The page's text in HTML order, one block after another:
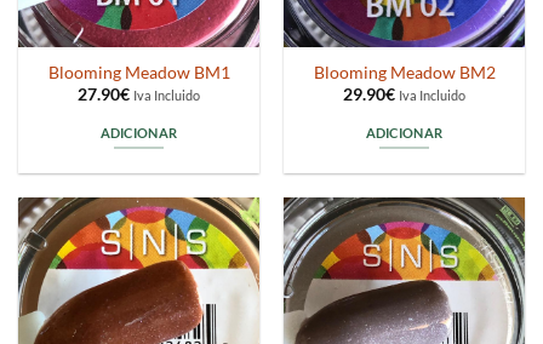
Blooming Meadow BM1
27.90€ Iva Incluido
ADICIONAR
Blooming Meadow BM2
29.90€ Iva Incluido
ADICIONAR